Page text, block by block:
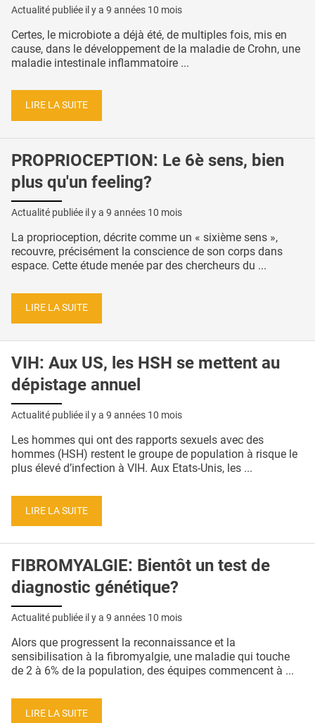
Actualité publiée il y a 9 années 10 mois
Certes, le microbiote a déjà été, de multiples fois, mis en
cause, dans le développement de la maladie de Crohn, une
maladie intestinale inflammatoire ...
LIRE LA SUITE
PROPRIOCEPTION: Le 6è sens, bien
plus qu'un feeling?
Actualité publiée il y a 9 années 10 mois
La proprioception, décrite comme un « sixième sens »,
recouvre, précisément la conscience de son corps dans
espace. Cette étude menée par des chercheurs du ...
LIRE LA SUITE
VIH: Aux US, les HSH se mettent au
dépistage annuel
Actualité publiée il y a 9 années 10 mois
Les hommes qui ont des rapports sexuels avec des
hommes (HSH) restent le groupe de population à risque le
plus élevé d’infection à VIH. Aux Etats-Unis, les ...
LIRE LA SUITE
FIBROMYALGIE: Bientôt un test de
diagnostic génétique?
Actualité publiée il y a 9 années 10 mois
Alors que progressent la reconnaissance et la
sensibilisation à la fibromyalgie, une maladie qui touche
de 2 à 6% de la population, des équipes commencent à ...
LIRE LA SUITE